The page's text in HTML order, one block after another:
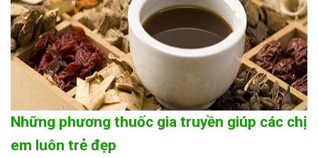
Những phương thuốc gia truyền giúp các chị
em luôn trẻ đẹp